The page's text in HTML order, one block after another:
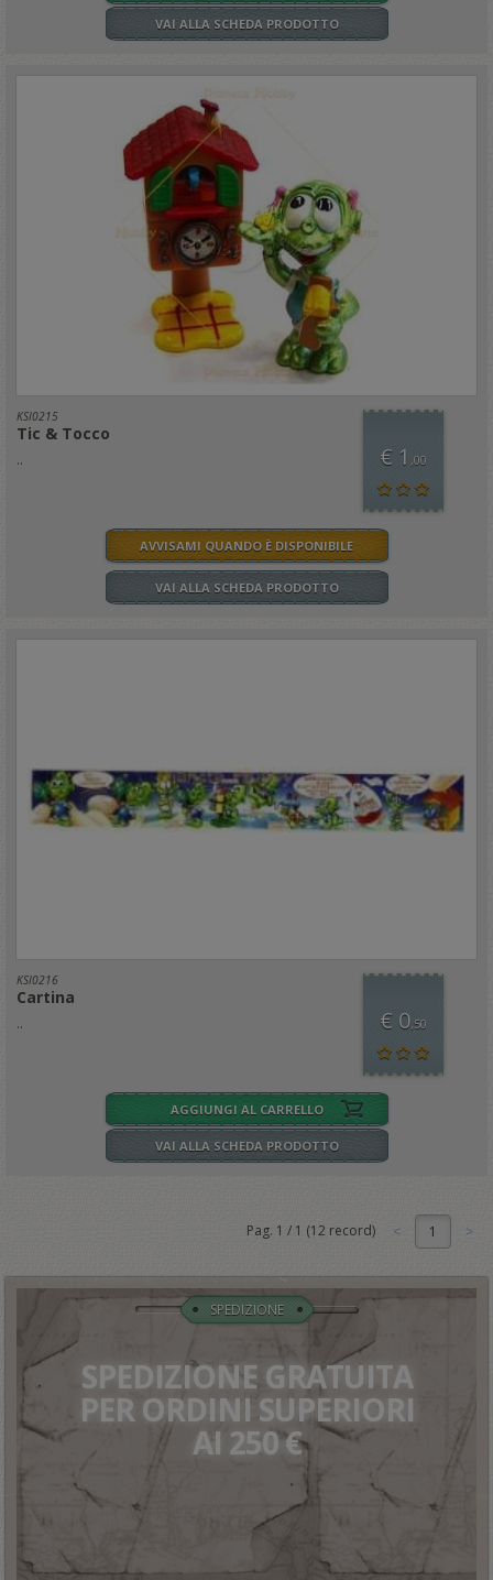
VAI ALLA SCHEDA PRODOTTO
KSI0215
Tic & Tocco
.. € 1 ,00
AVVISAMI QUANDO È DISPONIBILE
VAI ALLA SCHEDA PRODOTTO
KSI0216
Cartina
.. € 0,50
AGGIUNGI AL CARRELLO
VAI ALLA SCHEDA PRODOTTO
Pag. 1 / 1 (12 record) 1
SPEDIZIONE
SPEDIZIONE GRATUITA
PER ORDINI SUPERIORI
AI 250 €